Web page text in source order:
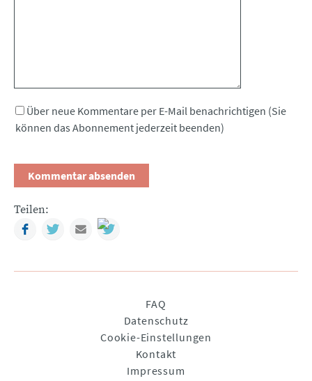
Über neue Kommentare per E-Mail benachrichtigen (Sie
können das Abonnement jederzeit beenden)
Teilen:
FacebookTwitterMail
FAQ
Datenschutz
Cookie-Einstellungen
Kontakt
Impressum